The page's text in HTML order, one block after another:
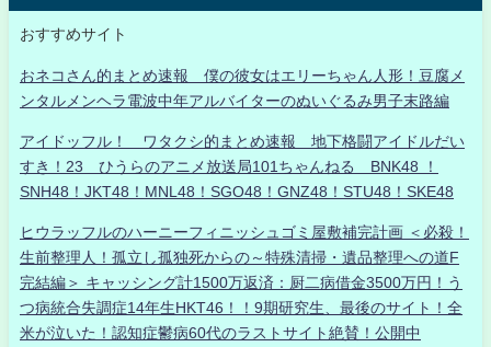
おすすめサイト
おネコさん的まとめ速報 僕の彼女はエリーちゃん人形！豆腐メ
ンタルメンヘラ電波中年アルバイターのぬいぐるみ男子末路編
アイドッフル！ ワタクシ的まとめ速報 地下格闘アイドルだい
すき！23 ひうらのアニメ放送局101ちゃんねる BNK48 ！
SNH48！JKT48！MNL48！SGO48！GNZ48！STU48！SKE48
ヒウラッフルのハーニーフィニッシュゴミ屋敷補完計画 ＜必殺！
生前整理人！孤立し孤独死からの～特殊清掃・遺品整理への道F
完結編＞ キャッシング計1500万返済：厨二病借金3500万円！う
つ病統合失調症14年生HKT46！！9期研究生、最後のサイト！全
米が泣いた！認知症鬱病60代のラストサイト絶賛！公開中